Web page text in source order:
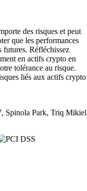
des risques et peut
que les performances
futures. Réfléchissez
en actifs crypto en
tolérance au risque.
liés aux actifs crypto
Spinola Park, Triq Mikiel